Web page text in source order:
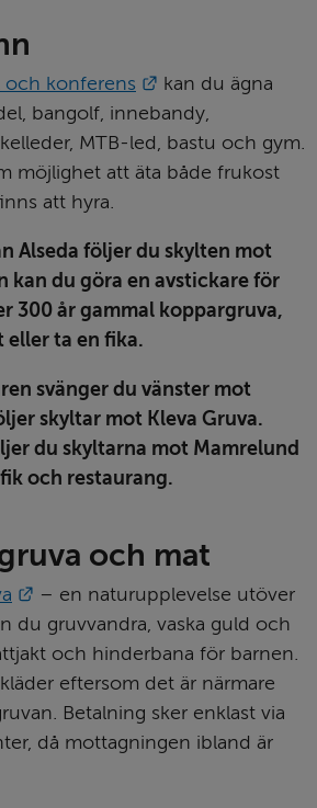
konferens Länk till annan
kan du ägna
bangolf, innebandy,
MTB-led, bastu och gym.
möjlighet att äta både frukost
att hyra.
Alseda följer du skylten mot
kan du göra en avstickare för
300 år gammal koppargruva,
eller ta en fika.
svänger du vänster mot
skyltar mot Kleva Gruva.
du skyltarna mot Mamrelund
och restaurang.
och mat
Länk till annan webbplats.
– en naturupplevelse utöver
du gruvvandra, vaska guld och
och hinderbana för barnen.
eftersom det är närmare
Betalning sker enklast via
då mottagningen ibland är